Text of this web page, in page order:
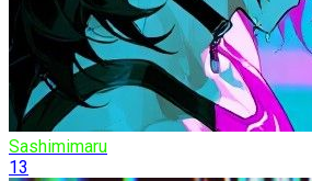
Sashimimaru
13